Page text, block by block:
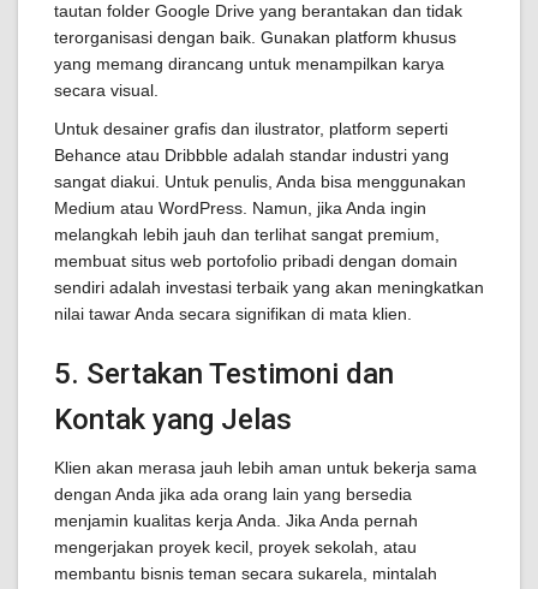
tautan folder Google Drive yang berantakan dan tidak
terorganisasi dengan baik. Gunakan platform khusus
yang memang dirancang untuk menampilkan karya
secara visual.
Untuk desainer grafis dan ilustrator, platform seperti
Behance atau Dribbble adalah standar industri yang
sangat diakui. Untuk penulis, Anda bisa menggunakan
Medium atau WordPress. Namun, jika Anda ingin
melangkah lebih jauh dan terlihat sangat premium,
membuat situs web portofolio pribadi dengan domain
sendiri adalah investasi terbaik yang akan meningkatkan
nilai tawar Anda secara signifikan di mata klien.
5. Sertakan Testimoni dan
Kontak yang Jelas
Klien akan merasa jauh lebih aman untuk bekerja sama
dengan Anda jika ada orang lain yang bersedia
menjamin kualitas kerja Anda. Jika Anda pernah
mengerjakan proyek kecil, proyek sekolah, atau
membantu bisnis teman secara sukarela, mintalah